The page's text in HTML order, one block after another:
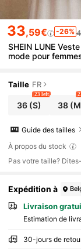
33,59€ -26%
SHEIN LUNE
mode pour
Taille FR
36(S)
23 left
38
Guide des tailles
À propos du stock
Pas votre taille?
Expédition à
Livraison
Estimation de
30-jours de